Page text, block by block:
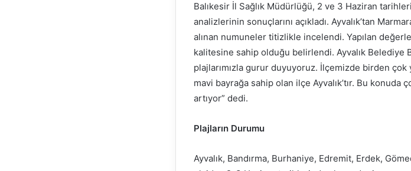
Balıkesir İl Sağlık Müdürlüğü, 2 ve 3 Haziran
analizlerinin sonuçlarını açıkladı. Ayvalık’tan
alınan numuneler titizlikle incelendi. Yapılan
kalitesine sahip olduğu belirlendi. Ayvalık Belediye
plajlarımızla gurur duyuyoruz. İlçemizde birden çok
mavi bayrağa sahip olan ilçe Ayvalık’tır. Bu konuda
artıyor” dedi.
Plajların Durumu
Ayvalık, Bandırma, Burhaniye, Edremit, Erdek,